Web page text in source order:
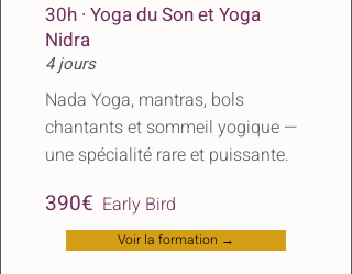
30h · Yoga du Son et Yoga
Nidra
4 jours
Nada Yoga, mantras, bols
chantants et sommeil yogique —
une spécialité rare et puissante.
390€ Early Bird
Voir la formation →